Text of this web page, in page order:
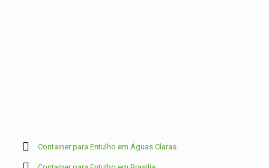
Container para Entulho em Águas Claras